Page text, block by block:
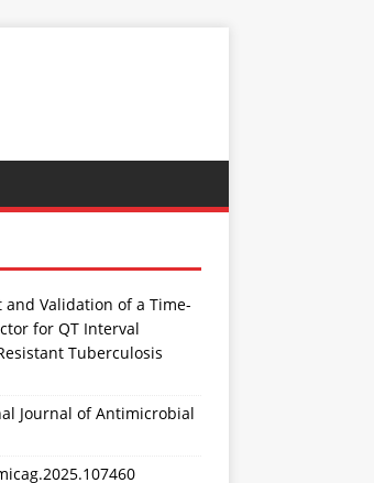
and Validation of a Time-
for QT Interval
Tuberculosis
Journal of Antimicrobial